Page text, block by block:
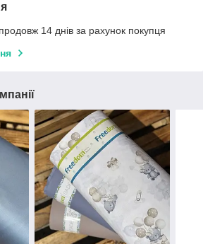
14 днів за рахунок покупця